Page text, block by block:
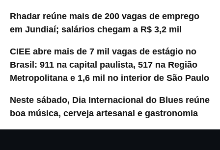
Rhadar reúne mais de 200 vagas de emprego
em Jundiaí; salários chegam a R$ 3,2 mil
CIEE abre mais de 7 mil vagas de estágio no
Brasil: 911 na capital paulista, 517 na Região
Metropolitana e 1,6 mil no interior de São Paulo
Neste sábado, Dia Internacional do Blues reúne
boa música, cerveja artesanal e gastronomia